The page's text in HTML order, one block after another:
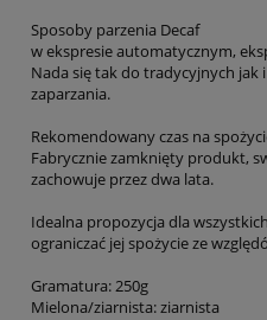
Sposoby parzenia Decaf
w ekspresie automatycznym,
Nada się tak do tradycyjnych
zaparzania.
Rekomendowany czas na
Fabrycznie zamknięty produkt,
zachowuje przez dwa lata.
Idealna propozycja dla
ograniczać jej spożycie ze
Gramatura: 250g
Mielona/ziarnista: ziarnista